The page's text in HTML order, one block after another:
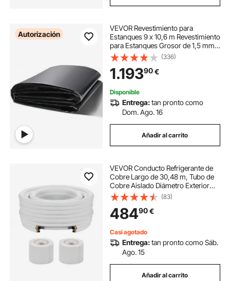
Autorización
VEVOR Revestimiento para
Estanques 9 x 10,6 m Revestimiento
para Estanques Grosor de 1,5 mm
Capa Plegable Base de EPDM Fácil
de Cortar para Estanques de Peces,
Juegos Acuáticos, Cascadas,
Fuentes
(336)
1.19390€
Disponible
Entrega:tan pronto como
Dom. Ago. 16
Añadir al carrito
VEVOR Conducto Refrigerante de
Cobre Largo de 30,48 m, Tubo de
Cobre Aislado Diámetro Exterior
9,5 mm y 15,9 mm, para Sistema de
Mini-split de Aire Acondicionado,
Tubo de Bobina Aislante de PE
(83)
48490€
Casi agotado
Entrega:tan pronto como Sáb.
Ago. 15
Añadir al carrito